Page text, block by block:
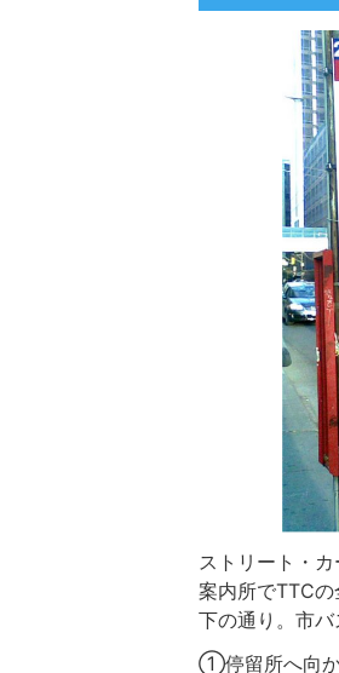
ストリート・
案内所でTTC
下の通り。市バ
①停留所へ向